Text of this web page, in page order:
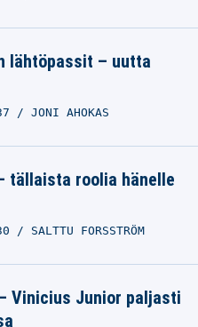
lähtöpassit – uutta
JONI AHOKAS
tällaista roolia hänelle
SALTTU FORSSTRÖM
Vinicius Junior paljasti